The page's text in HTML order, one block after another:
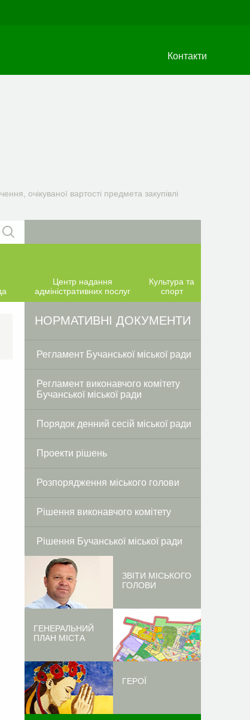
Контакти
очікуваної вартості предмета закупівлі
Центр надання
адміністративних послуг
Культура та
спорт
Twitter
НОРМАТИВНІ ДОКУМЕНТИ
Регламент Бучанської міської ради
Регламент виконавчого комітету
Бучанської міської ради
Порядок денний сесій міської ради
Проекти рішень
Розпорядження міського голови
Рішення виконавчого комітету
Рішення Бучанської міської ради
ЗВІТИ МІСЬКОГО
ГОЛОВИ
ГЕНЕРАЛЬНИЙ
ПЛАН МІСТА
ГЕРОЇ